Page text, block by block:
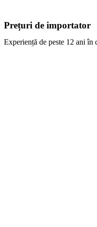
Prețuri de importator
Experiență de peste 12 ani în